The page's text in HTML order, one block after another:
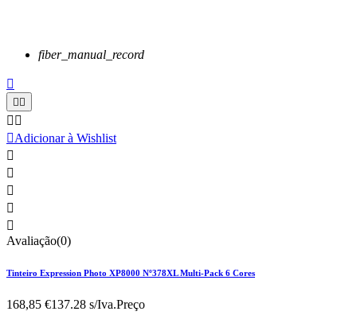
fiber_manual_record

 
 
Adicionar à Wishlist





Avaliação(0)
Tinteiro Expression Photo XP8000 Nº378XL Multi-Pack 6 Cores
168,85 €137.28 s/Iva.Preço